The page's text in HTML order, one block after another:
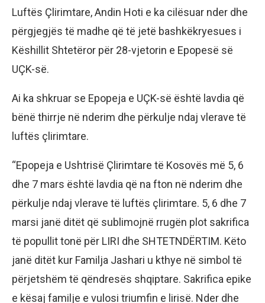
Luftës Çlirimtare, Andin Hoti e ka cilësuar nder dhe
përgjegjës të madhe që të jetë bashkëkryesues i
Këshillit Shtetëror për 28-vjetorin e Epopesë së
UÇK-së.
Ai ka shkruar se Epopeja e UÇK-së është lavdia që
bënë thirrje në nderim dhe përkulje ndaj vlerave të
luftës çlirimtare.
“Epopeja e Ushtrisë Çlirimtare të Kosovës më 5, 6
dhe 7 mars është lavdia që na fton në nderim dhe
përkulje ndaj vlerave të luftës çlirimtare. 5, 6 dhe 7
marsi janë ditët që sublimojnë rrugën plot sakrifica
të popullit tonë për LIRI dhe SHTETNDËRTIM. Këto
janë ditët kur Familja Jashari u kthye në simbol të
përjetshëm të qëndresës shqiptare. Sakrifica epike
e kësaj familje e vulosi triumfin e lirisë. Nder dhe